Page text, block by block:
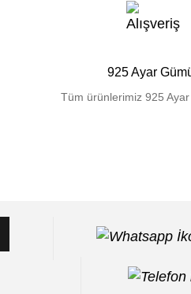
925 Ayar
Tüm ürünlerimiz 925 Ayar